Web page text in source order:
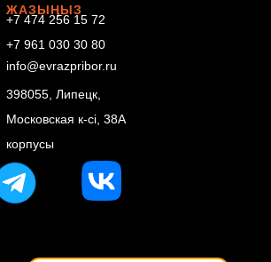
ЖАЗЫҢЫЗ
+7 474 256 15 72
+7 961 030 30 80
info@evrazpribor.ru
398055, Липецк,
Московская к-сі, 38А
корпусы